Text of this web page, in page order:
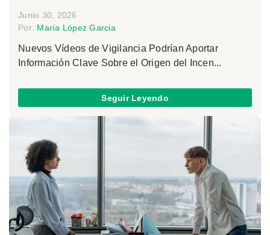
Junio 30, 2026
Por: María López Garcia
Nuevos Vídeos de Vigilancia Podrían Aportar
Información Clave Sobre el Origen del Incen...
Seguir Leyendo